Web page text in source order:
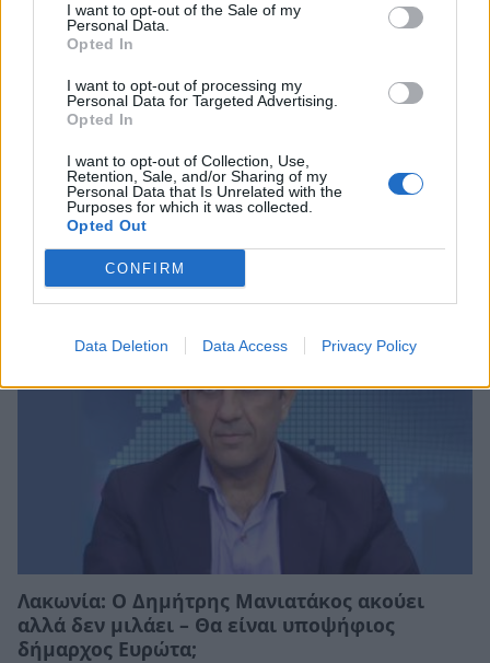
I want to opt-out of the Sale of my
Personal Data.
Opted In
I want to opt-out of processing my
Personal Data for Targeted Advertising.
Opted In
I want to opt-out of Collection, Use,
Retention, Sale, and/or Sharing of my
Personal Data that Is Unrelated with the
Purposes for which it was collected.
Opted Out
CONFIRM
Data Deletion Data Access Privacy Policy
Ανδρεάκος: «Δεν με ενδιαφέρει το πολιτικό
κόστος αλλά να υπάρχει νερό σήμερα, αύριο
και στο μέλλον»
08/08/2026 08:38
Λακωνία: Ο Δημήτρης Μανιατάκος ακούει
αλλά δεν μιλάει – Θα είναι υποψήφιος
δήμαρχος Ευρώτα;